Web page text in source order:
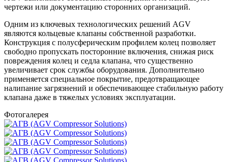
чертежи или документацию сторонних организаций.
Одним из ключевых технологических решений AGV
являются кольцевые клапаны собственной разработки.
Конструкция с полусферическим профилем колец позволяет
свободно пропускать посторонние включения, снижая риск
повреждения колец и седла клапана, что существенно
увеличивает срок службы оборудования. Дополнительно
применяется специальное покрытие, предотвращающее
налипание загрязнений и обеспечивающее стабильную работу
клапана даже в тяжелых условиях эксплуатации.
Фотогалерея